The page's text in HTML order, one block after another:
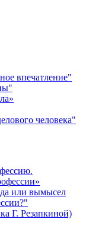
впечатление"
человека"
или вымысел
Г. Резапкиной)